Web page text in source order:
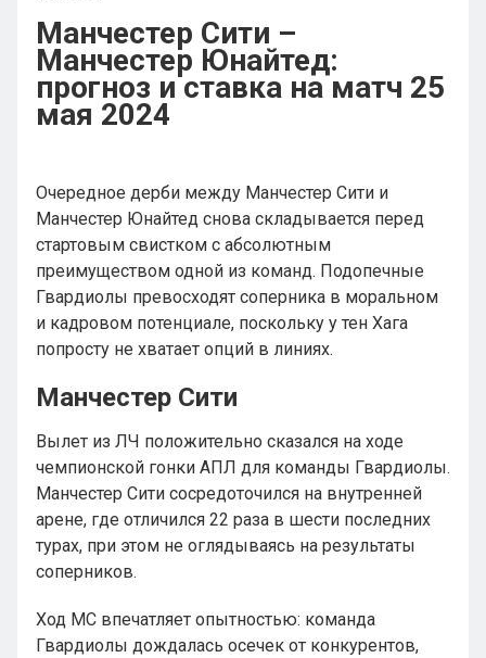
Манчестер Сити –
Манчестер Юнайтед:
прогноз и ставка на матч 25
мая 2024
Очередное дерби между Манчестер Сити и
Манчестер Юнайтед снова складывается перед
стартовым свистком с абсолютным
преимуществом одной из команд. Подопечные
Гвардиолы превосходят соперника в моральном
и кадровом потенциале, поскольку у тен Хага
попросту не хватает опций в линиях.
Манчестер Сити
Вылет из ЛЧ положительно сказался на ходе
чемпионской гонки АПЛ для команды Гвардиолы.
Манчестер Сити сосредоточился на внутренней
арене, где отличился 22 раза в шести последних
турах, при этом не оглядываясь на результаты
соперников.
Ход МС впечатляет опытностью: команда
Гвардиолы дождалась осечек от конкурентов,